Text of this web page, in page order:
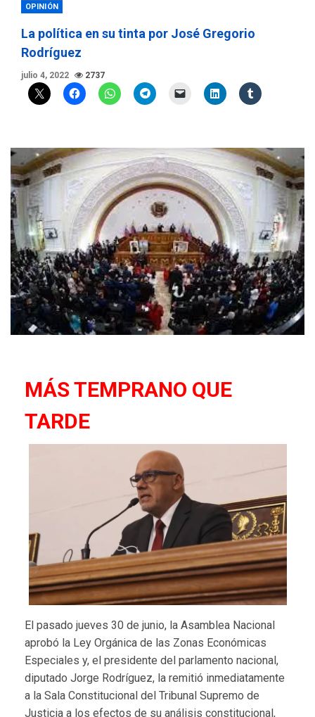
OPINIÓN
La política en su tinta por José Gregorio
Rodríguez
julio 4, 2022 2737
MÁS TEMPRANO QUE
TARDE
El pasado jueves 30 de junio, la Asamblea Nacional
aprobó la Ley Orgánica de las Zonas Económicas
Especiales y, el presidente del parlamento nacional,
diputado Jorge Rodríguez, la remitió inmediatamente
a la Sala Constitucional del Tribunal Supremo de
Justicia a los efectos de su análisis constitucional,